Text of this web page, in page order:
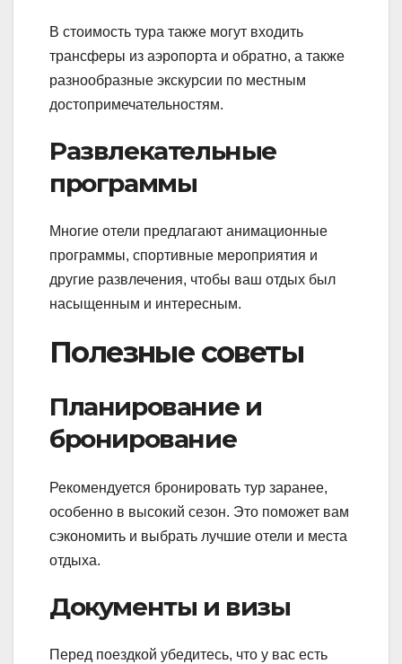
В стоимость тура также могут входить
трансферы из аэропорта и обратно, а также
разнообразные экскурсии по местным
достопримечательностям.
Развлекательные
программы
Многие отели предлагают анимационные
программы, спортивные мероприятия и
другие развлечения, чтобы ваш отдых был
насыщенным и интересным.
Полезные советы
Планирование и
бронирование
Рекомендуется бронировать тур заранее,
особенно в высокий сезон. Это поможет вам
сэкономить и выбрать лучшие отели и места
отдыха.
Документы и визы
Перед поездкой убедитесь, что у вас есть